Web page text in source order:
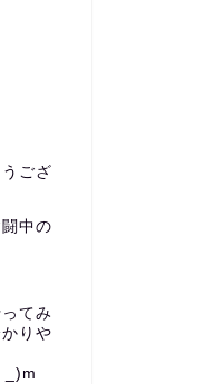
ござ
中の
てみ
りや
_)m